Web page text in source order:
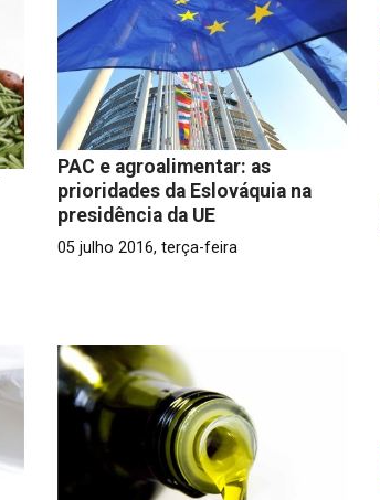
PAC e agroalimentar: as
prioridades da Eslováquia na
presidência da UE
05 julho 2016, terça-feira